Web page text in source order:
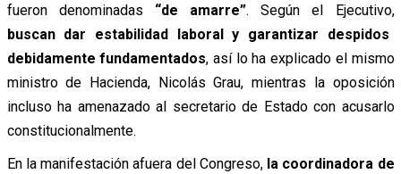
fueron denominadas “de amarre”. Según el Ejecutivo,
buscan dar estabilidad laboral y garantizar despidos
debidamente fundamentados, así lo ha explicado el mismo
ministro de Hacienda, Nicolás Grau, mientras la oposición
incluso ha amenazado al secretario de Estado con acusarlo
constitucionalmente.
En la manifestación afuera del Congreso, la coordinadora de